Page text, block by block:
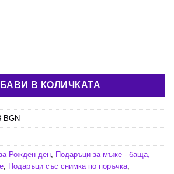
за мишка със снимка
В КОЛИЧКАТА
BGN
Рожден ден, Подаръци за мъже - баща,
, Подаръци със снимка по поръчка,